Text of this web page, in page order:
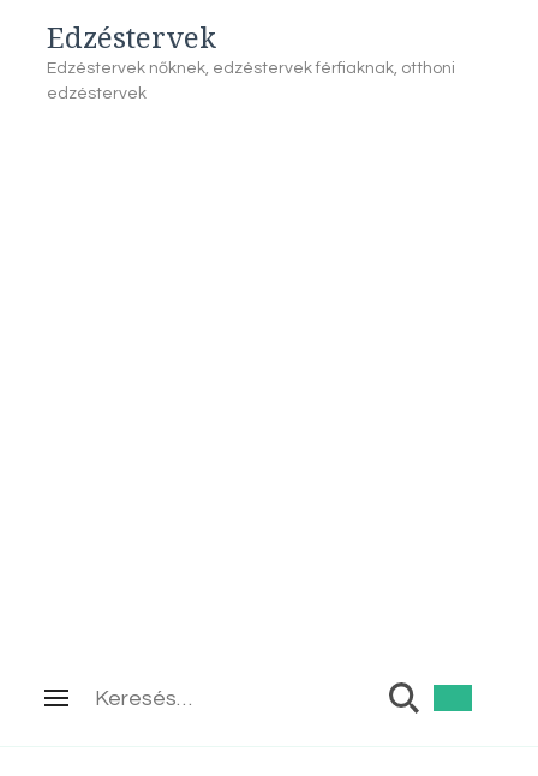
Edzéstervek
Edzéstervek nőknek, edzéstervek férfiaknak, otthoni
edzéstervek
Keresés: